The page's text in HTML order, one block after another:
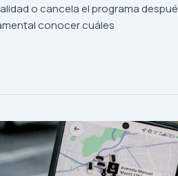
o cancela el programa
conocer cuáles